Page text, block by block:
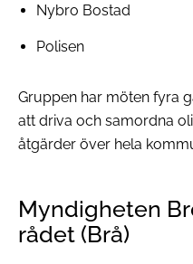
Nybro Bostad
Polisen
Gruppen har möten fyra
att driva och samordna
åtgärder över hela
Myndigheten
rådet (Brå)